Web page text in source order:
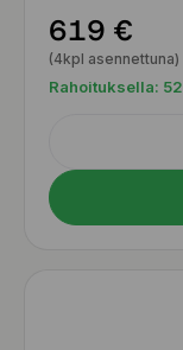
619 €
(4kpl asennettuna)
Rahoituksella: 52